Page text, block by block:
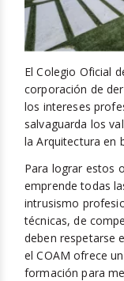
El Colegio Oficial
corporación de
los intereses
salvaguarda los
la Arquitectura en
Para lograr estos
emprende todas
intrusismo
técnicas, de
deben respetarse
el COAM ofrece
formación para